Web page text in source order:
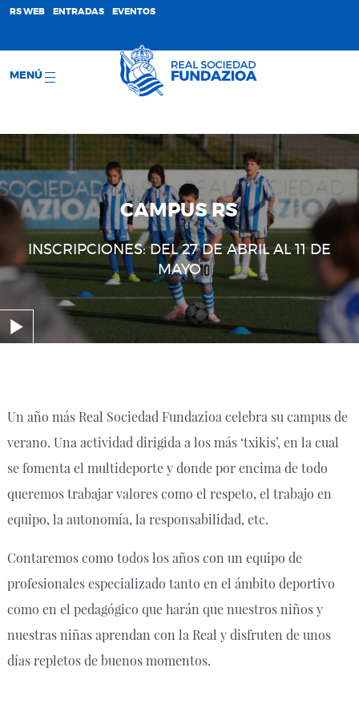
RS WEB ENTRADAS EVENTOS
MENÚ
CAMPUS RS
INSCRIPCIONES: DEL 27 DE ABRIL AL 11 DE
MAYO
Un año más Real Sociedad Fundazioa celebra su campus de
verano. Una actividad dirigida a los más ‘txikis’, en la cual
se fomenta el multideporte y donde por encima de todo
queremos trabajar valores como el respeto, el trabajo en
equipo, la autonomía, la responsabilidad, etc.
Contaremos como todos los años con un equipo de
profesionales especializado tanto en el ámbito deportivo
como en el pedagógico que harán que nuestros niños y
nuestras niñas aprendan con la Real y disfruten de unos
días repletos de buenos momentos.